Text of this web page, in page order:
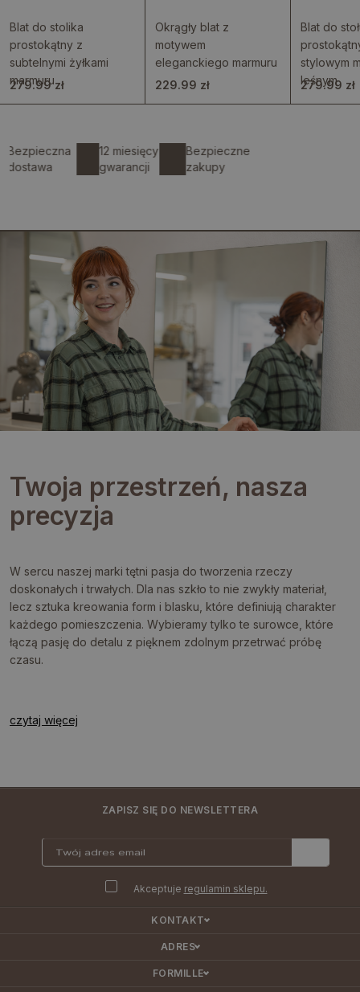
Blat do stolika
prostokątny z
subtelnymi żyłkami
marmuru
279.99 zł
Okrągły blat z
motywem
eleganckiego marmuru
229.99 zł
Blat do
stylowym
leśnym
279.99 zł
12 miesięcy
gwarancji
Bezpieczne
zakupy
Twoja przestrzeń, nasza
precyzja
W sercu naszej marki tętni pasja do tworzenia rzeczy
doskonałych i trwałych. Dla nas szkło to nie zwykły materiał,
lecz sztuka kreowania form i blasku, które definiują charakter
każdego pomieszczenia. Wybieramy tylko te surowce, które
łączą pasję do detalu z pięknem zdolnym przetrwać próbę
czasu.
czytaj więcej
ZAPISZ SIĘ DO NEWSLETTERA
Akceptuje regulamin sklepu.
KONTAKT
ADRES
FORMILLE